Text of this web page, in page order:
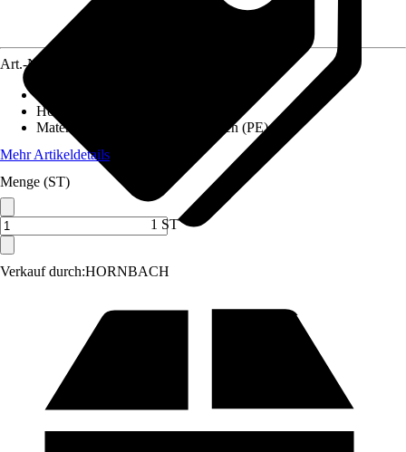
Verkauf durch:HORNBACH
Art.-Nr.
Höhe
Materialspezifizierung
Polyethylen (PE)
Mehr Artikeldetails
Menge (ST)
1 ST